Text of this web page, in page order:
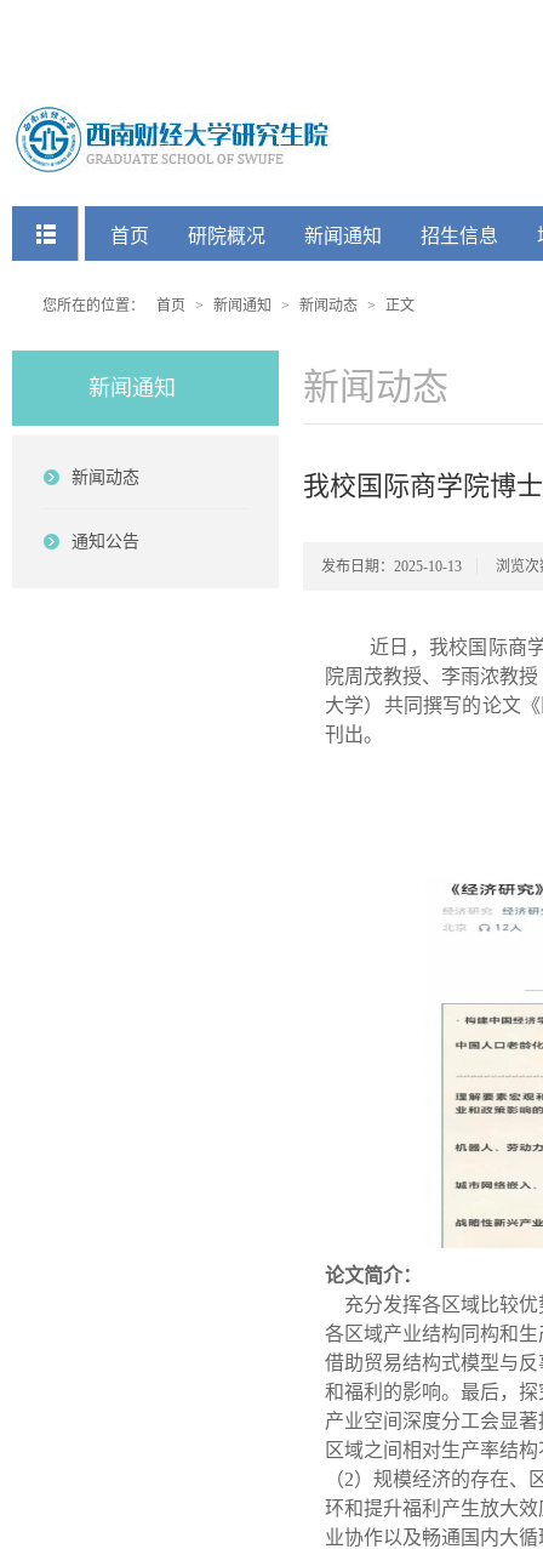
快捷菜单
首页 研院概况 新闻通知 招生信息
您所在的位置： 首页 > 新闻通知 > 新闻动态 > 正文
新闻通知
新闻动态
通知公告
新闻动态
我校国际商学院博
发布日期：2025-10-13 浏览次
近日， 我校国际商
院周茂教授、李雨浓教
大学）共同撰写的论文
刊出。
论文简介：
充分发挥各区域比较
各区域产业结构同构和
借助贸易结构式模型与
和福利的影响。最后，
产业空间深度分工会显
区域之间相对生产率结
（2）规模经济的存在、
环和提升福利产生放大
业协作以及畅通国内大